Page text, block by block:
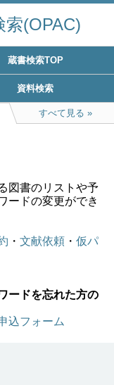
(OPAC)
蔵書検索TOP
資料検索
すべて見る
図書のリストや予
ードの変更ができ
・ 文献依頼 ・ 仮パ
ードを忘れた方の
込フォーム